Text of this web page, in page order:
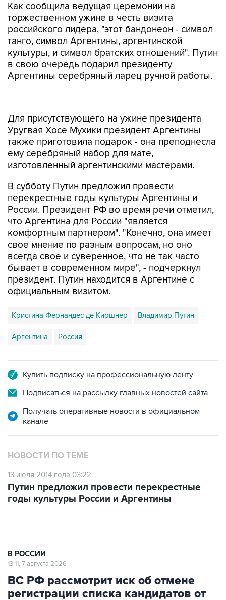
Как сообщила ведущая церемонии на
торжественном ужине в честь визита
российского лидера, "этот бандонеон - символ
танго, символ Аргентины, аргентинской
культуры, и символ братских отношений". Путин
в свою очередь подарил президенту
Аргентины серебряный ларец ручной работы.
также приготовила подарок - она преподнесла
ему серебряный набор для мате,
изготовленный аргентинскими мастерами.
В субботу Путин предложил провести
России. Президент РФ во время речи отметил,
что Аргентина для России "является
комфортным партнером". "Конечно, она имеет
свое мнение по разным вопросам, но оно
всегда свое и суверенное, что не так часто
бывает в современном мире", - подчеркнул
президент. Путин находится в Аргентине с
официальным визитом.
Кристина Фернандес де Киршнер
Аргентина Россия
Подписаться на рассылку главных новостей сайта
Получать оперативные новости в официальном
НОВОСТИ ПО ТЕМЕ
13 июля 2014 года 03:22
годы культуры России и Аргентины
ВС РФ рассмотрит иск об отмене
регистрации списка кандидатов от
"Яблока" на выборы в Думу